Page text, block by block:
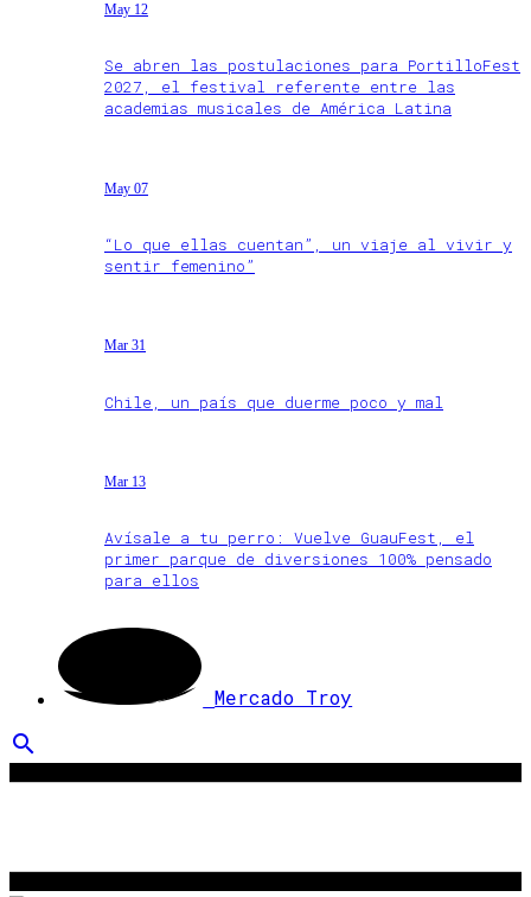
May 12
Se abren las postulaciones para PortilloFest
2027, el festival referente entre las
academias musicales de América Latina
May 07
“Lo que ellas cuentan”, un viaje al vivir y
sentir femenino”
Mar 31
Chile, un país que duerme poco y mal
Mar 13
Avísale a tu perro: Vuelve GuauFest, el
primer parque de diversiones 100% pensado
para ellos
Mercado Troy
search